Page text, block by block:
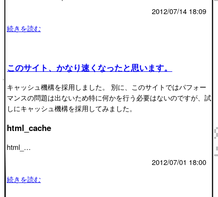
2012/07/14 18:09
続きを読む
このサイト、かなり速くなったと思います。
キャッシュ機構を採用しました。 別に、このサイトではパフォー
マンスの問題は出ないため特に何かを行う必要はないのですが、試
しにキャッシュ機構を採用してみました。
html_cache
html_…
2012/07/01 18:00
続きを読む